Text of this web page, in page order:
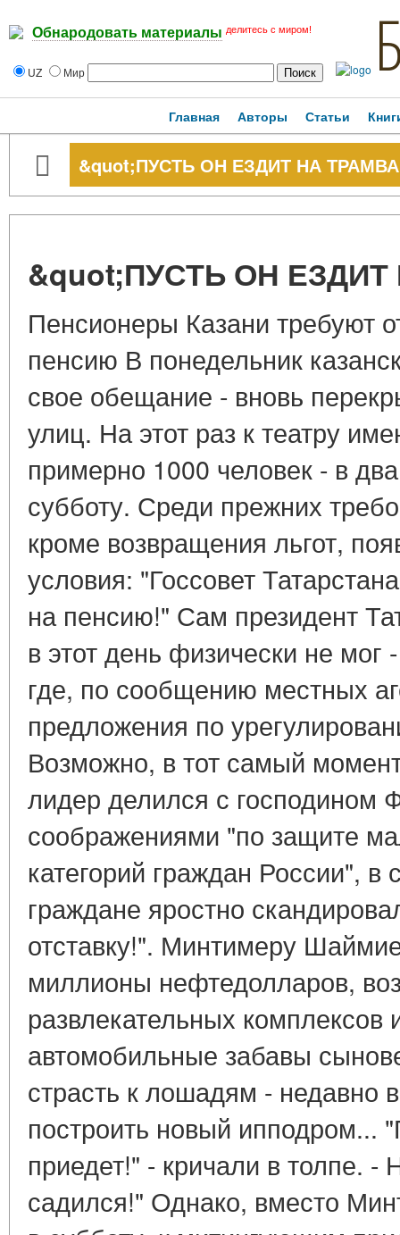
Обнародовать материалы делитесь с миром!
UZ Мир
Главная Авторы Статьи
&quot;ПУСТЬ ОН ЕЗДИТ НА
&quot;ПУСТЬ ОН
Пенсионеры Казани требуют
пенсию В понедельник
свое обещание - вновь
улиц. На этот раз к театру
примерно 1000 человек - в
субботу. Среди прежних
кроме возвращения льгот,
условия: "Госсовет
на пенсию!" Сам президент
в этот день физически не
где, по сообщению местных
предложения по
Возможно, в тот самый
лидер делился с господином
соображениями "по защите
категорий граждан России", в
граждане яростно
отставку!". Минтимеру
миллионы нефтедолларов,
развлекательных
автомобильные забавы
страсть к лошадям - недавно
построить новый ипподром...
приедет!" - кричали в толпе. -
садился!" Однако, вместо